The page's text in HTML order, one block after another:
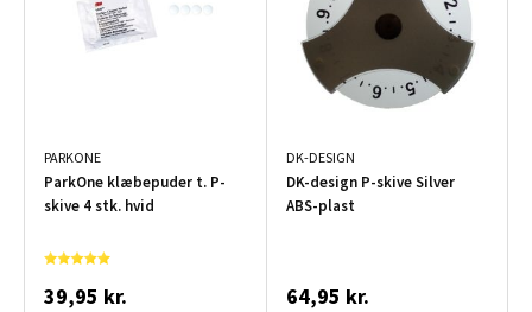
PARKONE
ParkOne klæbepuder t. P-
skive 4 stk. hvid
39,95 kr.
DK-DESIGN
DK-design P-skive Silver
ABS-plast
64,95 kr.